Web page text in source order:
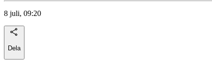
8 juli, 09:20
Dela